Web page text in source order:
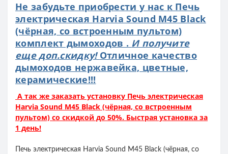
Не забудьте приобрести у нас к Печь
электрическая Harvia Sound M45 Black
(чёрная, со встроенным пультом)
комплект дымоходов . И получите
еще доп.скидку!Отличное качество
дымоходов нержавейка, цветные,
керамические!!!
А так же заказать установку Печь электрическая
Harvia Sound M45 Black (чёрная, со встроенным
пультом) со скидкой до 50%. Быстрая установка за
1 день!
Печь электрическая Harvia Sound M45 Black (чёрная, со